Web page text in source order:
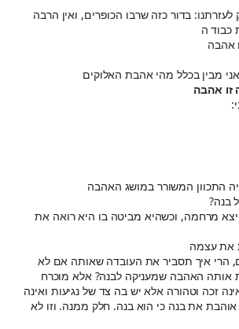
לעזרתנו: בדור כזה שרבו הכופרים, ואין הרבה
ה
אהבה
מבין בכלל מהי אהבת האלוקים
זו אהבה
התכוון המשורר במושג האהבה
בנה?
יצא מרחמה, וכשהיא מביטה בו היא רואה את
את עצמה
הרי איך תסביר את העובדה שאותה אם לא
אותה האהבה שמעניקה לבנה? אלא מוכרח
זכה וטהורה אלא יש בה צד של נגיעות ואינה
את בנה כי הוא בנה. חלק ממנה. וזו לא